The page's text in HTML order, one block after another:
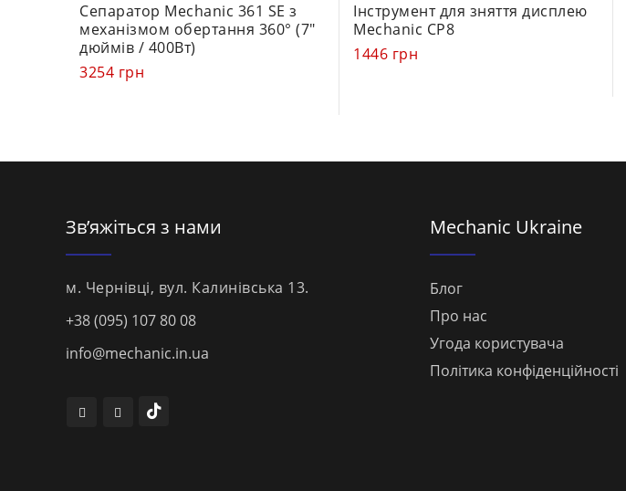
out
of
5
Сепаратор Mechanic 361 SE з
механізмом обертання 360° (7″
дюймів / 400Вт)
3254 грн
out
of
5
Інструмент для зняття дисплею
Mechanic CP8
1446 грн
Зв’яжіться з нами
м. Чернівці, вул. Калинівська 13.
+38 (095) 107 80 08
info@mechanic.in.ua
Mechanic Ukraine
Блог
Про нас
Угода користувача
Політика конфіденційності